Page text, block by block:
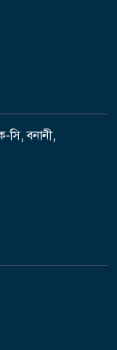
সি, বনানী,